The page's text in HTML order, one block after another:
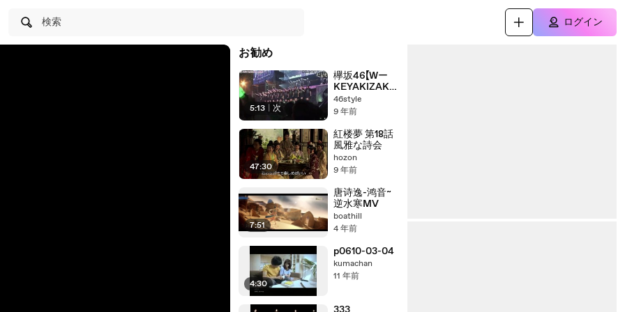
検索 ログイン
お勧め
5:13 次
欅坂46【Wー
KEYAKIZAKA
の詩】
46style
9 年前
47:30
紅楼夢 第18話
風雅な詩会
hozon
9 年前
7:51
唐诗逸-鸿音~
逆水寒MV
boathill
4 年前
4:30
p0610-03-04
kumachan
11 年前